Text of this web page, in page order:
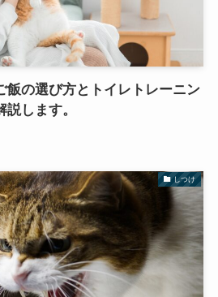
飯の選び方とトイレトレーニン
します。
しつけ